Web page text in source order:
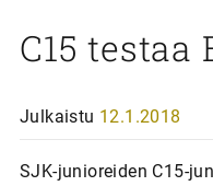
C15
Julkaistu 12.1.2018
SJK-junioreiden C15-